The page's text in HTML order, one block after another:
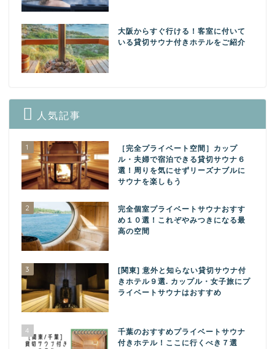
大阪からすぐ行ける！客室に付いて
いる貸切サウナ付きホテルをご紹介
人気記事
1
［完全プライベート空間］カップ
ル・夫婦で宿泊できる貸切サウナ６
選！周りを気にせずリーズナブルに
サウナを楽しもう
2
完全個室プライベートサウナおすす
め１０選！これぞやみつきになる最
高の空間
3
[関東] 意外と知らない貸切サウナ付
きホテル９選. カップル・女子旅にプ
ライベートサウナはおすすめ
4
千葉のおすすめプライベートサウナ
付きホテル！ここに行くべき７選